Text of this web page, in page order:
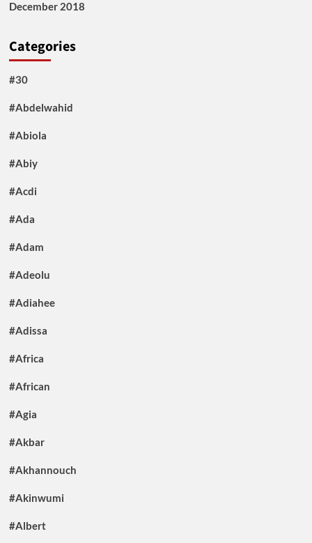
December 2018
Categories
#30
#Abdelwahid
#Abiola
#Abiy
#Acdi
#Ada
#Adam
#Adeolu
#Adiahee
#Adissa
#Africa
#African
#Agia
#Akbar
#Akhannouch
#Akinwumi
#Albert